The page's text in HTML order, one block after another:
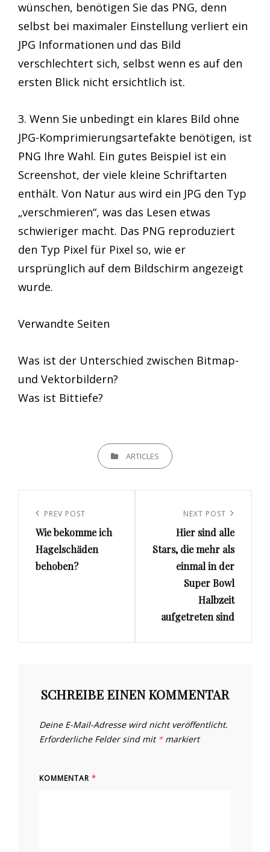
wünschen, benötigen Sie das PNG, denn
selbst bei maximaler Einstellung verliert ein
JPG Informationen und das Bild
verschlechtert sich, selbst wenn es auf den
ersten Blick nicht ersichtlich ist.
3. Wenn Sie unbedingt ein klares Bild ohne
JPG-Komprimierungsartefakte benötigen, ist
PNG Ihre Wahl. Ein gutes Beispiel ist ein
Screenshot, der viele kleine Schriftarten
enthält. Von Natur aus wird ein JPG den Typ
„verschmieren“, was das Lesen etwas
schwieriger macht. Das PNG reproduziert
den Typ Pixel für Pixel so, wie er
ursprünglich auf dem Bildschirm angezeigt
wurde.
Verwandte Seiten
Was ist der Unterschied zwischen Bitmap-
und Vektorbildern?
Was ist Bittiefe?
CATEGORIESARTICLES
Navigation
Previous
Post
PREV POST
Wie bekomme ich
Hagelschäden
behoben?
NEXT POST
Hier sind alle
Stars, die mehr als
einmal in der
Super Bowl
Halbzeit
aufgetreten sind
SCHREIBE EINEN KOMMENTAR
Deine E-Mail-Adresse wird nicht veröffentlicht.
Erforderliche Felder sind mit *markiert
KOMMENTAR *